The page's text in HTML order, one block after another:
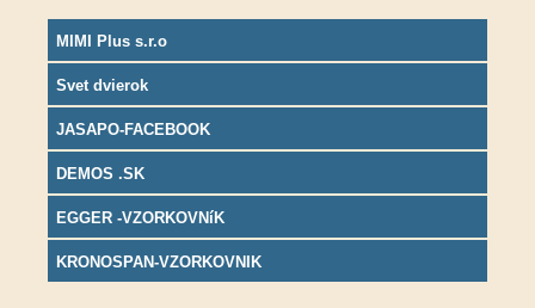
MIMI Plus s.r.o
Svet dvierok
JASAPO-FACEBOOK
DEMOS .SK
EGGER -VZORKOVNíK
KRONOSPAN-VZORKOVNIK